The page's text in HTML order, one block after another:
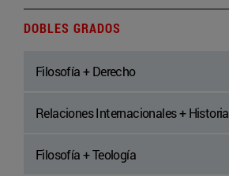
DOBLES GRADOS
Filosofía + Derecho
Relaciones Internacionales + Historia
Filosofía + Teología